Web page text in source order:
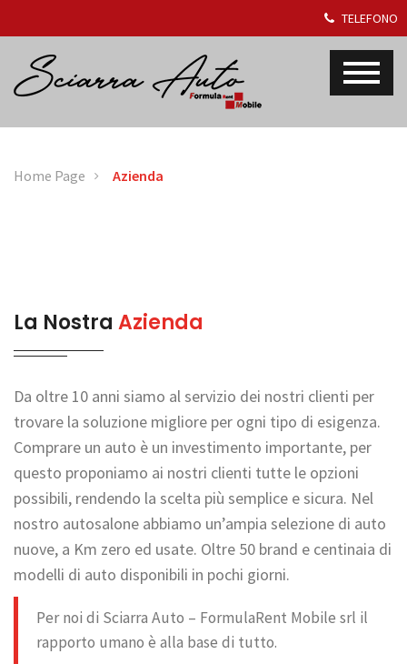
TELEFONO
Home Page Azienda
La Nostra Azienda
Da oltre 10 anni siamo al servizio dei nostri clienti per
trovare la soluzione migliore per ogni tipo di esigenza.
Comprare un auto è un investimento importante, per
questo proponiamo ai nostri clienti tutte le opzioni
possibili, rendendo la scelta più semplice e sicura. Nel
nostro autosalone abbiamo un’ampia selezione di auto
nuove, a Km zero ed usate. Oltre 50 brand e centinaia di
modelli di auto disponibili in pochi giorni.
Per noi di Sciarra Auto – FormulaRent Mobile srl il
rapporto umano è alla base di tutto.